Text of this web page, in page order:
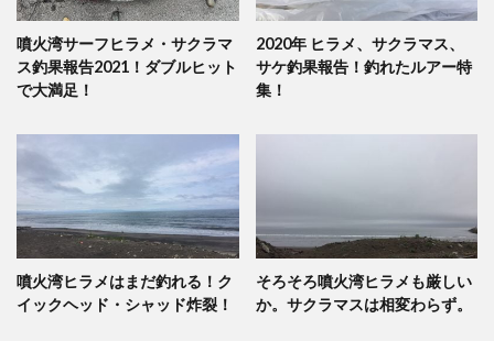
噴火湾サーフヒラメ・サクラマ
ス釣果報告2021！ダブルヒット
で大満足！
2020年 ヒラメ、サクラマス、
サケ釣果報告！釣れたルアー特
集！
噴火湾ヒラメはまだ釣れる！ク
イックヘッド・シャッド炸裂！
そろそろ噴火湾ヒラメも厳しい
か。サクラマスは相変わらず。